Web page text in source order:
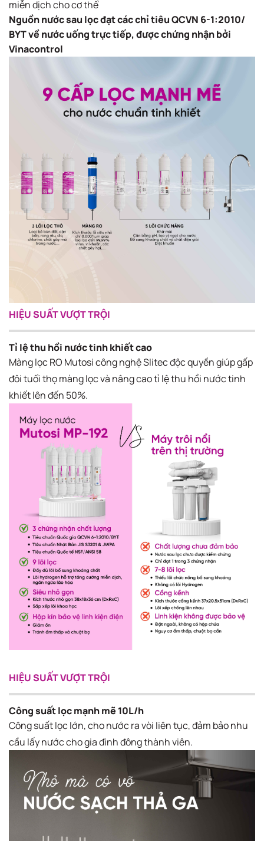
miễn dịch cho cơ thể​
Nguồn nước sau lọc đạt các chỉ tiêu QCVN 6-1:2010/
BYT về nước uống trực tiếp, được chứng nhận bởi
Vinacontrol
HIỆU SUẤT VƯỢT TRỘI
Tỉ lệ thu hồi nước tinh khiết cao
Màng lọc RO Mutosi công nghệ Slitec độc quyền giúp gấp
đôi tuổi thọ màng lọc và nâng cao tỉ lệ thu hồi nước tinh
khiết lên đến 50%.
HIỆU SUẤT VƯỢT TRỘI
Công suất lọc mạnh mẽ 10L/h
Công suất lọc lớn, cho nước ra vòi liên tục, đảm bảo nhu
cầu lấy nước cho gia đình đông thành viên.